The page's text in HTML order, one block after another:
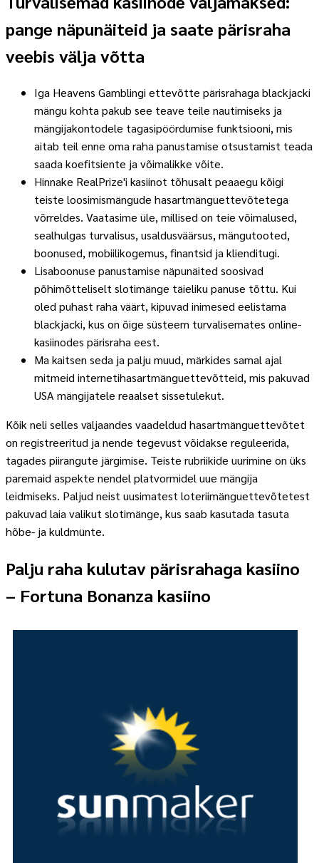
pange näpunäiteid ja saate pärisraha
veebis välja võtta
Iga Heavens Gamblingi ettevõtte pärisrahaga blackjacki
mängu kohta pakub see teave teile nautimiseks ja
mängijakontodele tagasipöördumise funktsiooni, mis
aitab teil enne oma raha panustamise otsustamist teada
saada koefitsiente ja võimalikke võite.
Hinnake RealPrize'i kasiinot tõhusalt peaaegu kõigi
teiste loosimismängude hasartmänguettevõtetega
võrreldes. Vaatasime üle, millised on teie võimalused,
sealhulgas turvalisus, usaldusväärsus, mängutooted,
boonused, mobiilikogemus, finantsid ja klienditugi.
Lisaboonuse panustamise näpunäited soosivad
põhimõtteliselt slotimänge täieliku panuse tõttu. Kui
oled puhast raha väärt, kipuvad inimesed eelistama
blackjacki, kus on õige süsteem turvalisemates online-
kasiinodes pärisraha eest.
Ma kaitsen seda ja palju muud, märkides samal ajal
mitmeid internetihasartmänguettevõtteid, mis pakuvad
USA mängijatele reaalset sissetulekut.
Kõik neli selles väljaandes vaadeldud hasartmänguettevõtet
on registreeritud ja nende tegevust võidakse reguleerida,
tagades piirangute järgimise. Teiste rubriikide uurimine on üks
paremaid aspekte nendel platvormidel uue mängija
leidmiseks. Paljud neist uusimatest loteriimänguettevõtetest
pakuvad laia valikut slotimänge, kus saab kasutada tasuta
hõbe- ja kuldmünte.
Palju raha kulutav pärisrahaga kasiino
– Fortuna Bonanza kasiino